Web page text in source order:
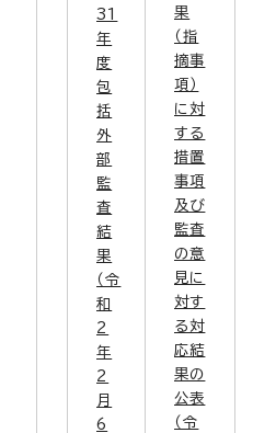
31
年
度
包
括
外
部
監
査
結
果
（令
和
2
年
2
月
6
果
（指
摘事
項）
に対
する
措置
事項
及び
監査
の意
見に
対す
る対
応結
果の
公表
（令